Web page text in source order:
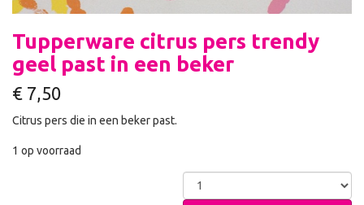
Tupperware citrus pers trendy
geel past in een beker
€ 7,50
Citrus pers die in een beker past.
1 op voorraad